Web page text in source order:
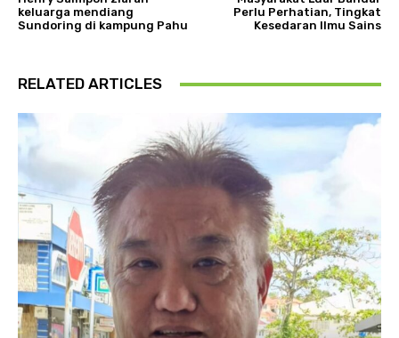
keluarga mendiang
Sundoring di kampung Pahu
Perlu Perhatian, Tingkat
Kesedaran Ilmu Sains
RELATED ARTICLES